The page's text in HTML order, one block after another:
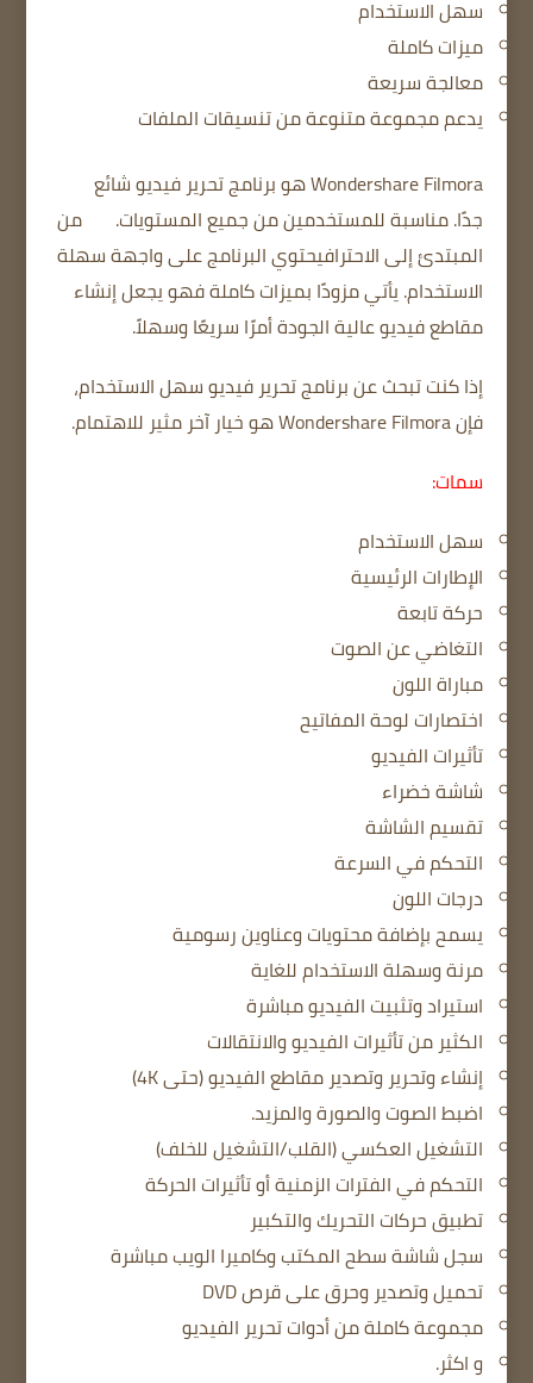
سهل الاستخدام
ميزات كاملة
معالجة سريعة
يدعم مجموعة متنوعة من تنسيقات الملفات
Wondershare Filmora هو برنامج تحرير فيديو شائع
جدًا.مناسبة للمستخدمين من جميع المستويات.
من
المبتدئ إلى الاحترافيحتويالبرنامج على واجهة سهلة
الاستخدام.يأتي مزودًا بميزات كاملةفهو يجعل إنشاء
مقاطع فيديو عالية الجودة أمرًا سريعًا وسهلاً.
إذا كنت تبحث عن برنامج تحرير فيديو سهل الاستخدام،
فإن Wondershare Filmora هو خيار آخر مثير للاهتمام.
سمات:
سهل الاستخدام
الإطارات الرئيسية
حركة تابعة
التغاضي عن الصوت
مباراة اللون
اختصارات لوحة المفاتيح
تأثيرات الفيديو
شاشة خضراء
تقسيم الشاشة
التحكم في السرعة
درجات اللون
يسمح بإضافة محتويات وعناوين رسومية
مرنة وسهلة الاستخدام للغاية
استيراد وتثبيت الفيديو مباشرة
الكثير من تأثيرات الفيديو والانتقالات
إنشاء وتحرير وتصدير مقاطع الفيديو (حتى 4K)
اضبط الصوت والصورة والمزيد.
التشغيل العكسي (القلب/التشغيل للخلف)
التحكم في الفترات الزمنية أو تأثيرات الحركة
تطبيق حركات التحريك والتكبير
سجل شاشة سطح المكتب وكاميرا الويب مباشرة
تحميل وتصدير وحرق على قرص DVD
مجموعة كاملة من أدوات تحرير الفيديو
و اكثر.